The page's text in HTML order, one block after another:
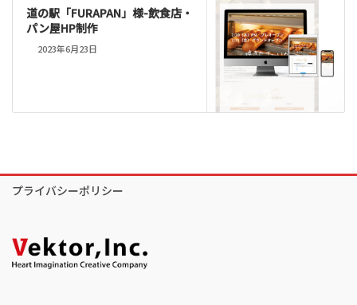
道の駅「FURAPAN」様-飲食店・
パン屋HP制作
2023年6月23日
プライバシーポリシー